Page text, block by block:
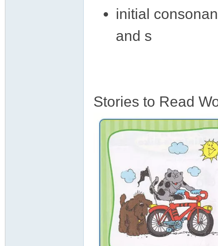
initial
and s
Stories to Read